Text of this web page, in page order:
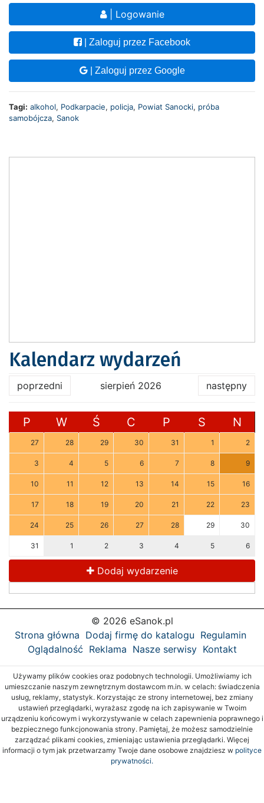
| Logowanie
| Zaloguj przez Facebook
| Zaloguj przez Google
Tagi: alkohol, Podkarpacie, policja, Powiat Sanocki, próba
samobójcza, Sanok
Kalendarz wydarzeń
poprzedni sierpień 2026 następny
P W Ś C P S N
27 28 29 30 31 1 2
3 4 5 6 7 8 9
10 11 12 13 14 15 16
17 18 19 20 21 22 23
24 25 26 27 28 29 30
31 1 2 3 4 5 6
Dodaj wydarzenie
© 2026 eSanok.pl
Strona główna Dodaj firmę do katalogu Regulamin
Oglądalność Reklama Nasze serwisy Kontakt
Używamy plików cookies oraz podobnych technologii. Umożliwiamy ich
umieszczanie naszym zewnętrznym dostawcom m.in. w celach: świadczenia
usług, reklamy, statystyk. Korzystając ze strony internetowej, bez zmiany
ustawień przeglądarki, wyrażasz zgodę na ich zapisywanie w Twoim
urządzeniu końcowym i wykorzystywanie w celach zapewnienia poprawnego i
bezpiecznego funkcjonowania strony. Pamiętaj, że możesz samodzielnie
zarządzać plikami cookies, zmieniając ustawienia przeglądarki. Więcej
informacji o tym jak przetwarzamy Twoje dane osobowe znajdziesz w polityce
prywatności.